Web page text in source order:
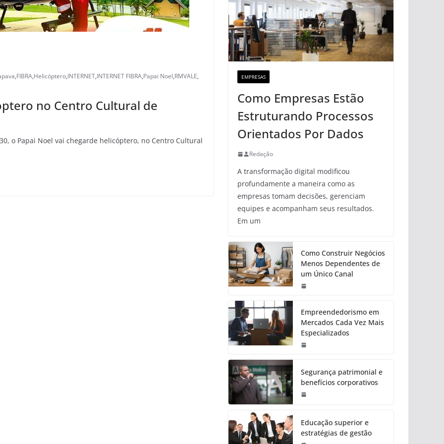
,FIBRA,Helicóptero,INTERNET,INTERNET FIBRA,Papai Noel,RMVALE,
no Centro Cultural de
o Papai Noel vai chegarde helicóptero, no Centro Cultural
EMPRESAS
Como Empresas Estão
Estruturando Processos
Orientados Por Dados
Redação
A transformação digital modificou
profundamente a maneira como as
empresas tomam decisões, gerenciam
equipes e acompanham seus resultados.
Em um
Como Construir Negócios
Menos Dependentes de
um Único Canal
Empreendedorismo em
Mercados Cada Vez Mais
Especializados
Segurança patrimonial e
benefícios corporativos
Educação superior e
estratégias de gestão